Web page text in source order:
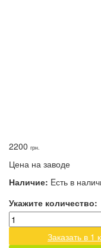
2200 грн.
Цена на заводе
Наличие: Eсть в
Укажите количество:
Заказать в 1